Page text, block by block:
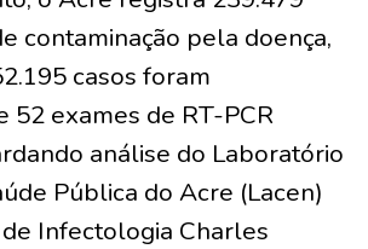
contaminação pela doença,
casos foram
52 exames de RT-PCR
análise do Laboratório
Pública do Acre (Lacen)
Infectologia Charles